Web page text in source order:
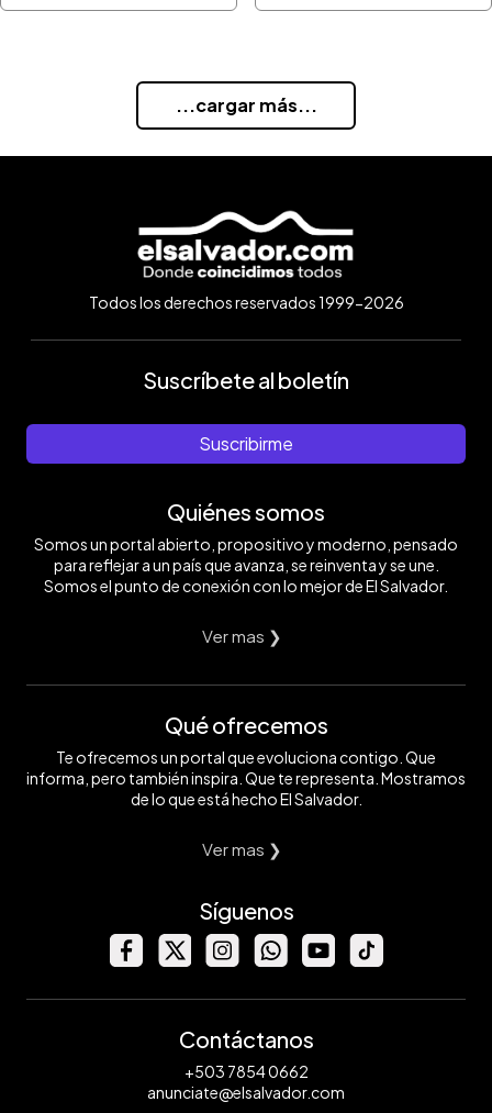
...cargar más...
Todos los derechos reservados 1999-2026
Suscríbete al boletín
Suscribirme
Quiénes somos
Somos un portal abierto, propositivo y moderno, pensado
para reflejar a un país que avanza, se reinventa y se une.
Somos el punto de conexión con lo mejor de El Salvador.
Ver mas ❯
Qué ofrecemos
Te ofrecemos un portal que evoluciona contigo. Que
informa, pero también inspira. Que te representa. Mostramos
de lo que está hecho El Salvador.
Ver mas ❯
Síguenos
Contáctanos
+503 7854 0662
anunciate@elsalvador.com